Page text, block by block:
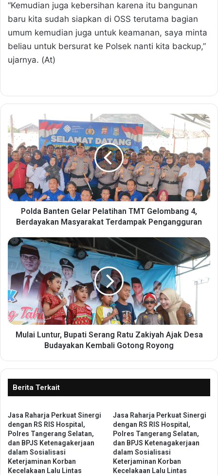
“Kemudian juga kebersihan karena itu bangunan
baru kita sudah siapkan di OSS terutama bagian
umum kemudian juga untuk keamanan, saya minta
beliau untuk bersurat ke Polsek nanti kita backup,”
ujarnya. (At)
o
l
d
a
B
a
n
t
e
r
P
e
l
a
t
n
M
e
l
o
m
b
a
Polda Banten Gelar Pelatihan TMT Gelombang 4,
Berdayakan Masyarakat Terdampak Pengangguran
M
a
L
u
n
t
a
i
S
e
r
a
n
Mulai Luntur, Bupati Serang Ratu Zakiyah Ajak Desa
Budayakan Kembali Gotong Royong
Berita Terkait
Jasa Raharja Perkuat Sinergi
dengan RS RIS Hospital,
Polres Tangerang Selatan,
dan BPJS Ketenagakerjaan
dalam Sosialisasi
Keterjaminan Korban
Kecelakaan Lalu Lintas
Jasa Raharja Perkuat Sinergi
dengan RS RIS Hospital,
Polres Tangerang Selatan,
dan BPJS Ketenagakerjaan
dalam Sosialisasi
Keterjaminan Korban
Kecelakaan Lalu Lintas